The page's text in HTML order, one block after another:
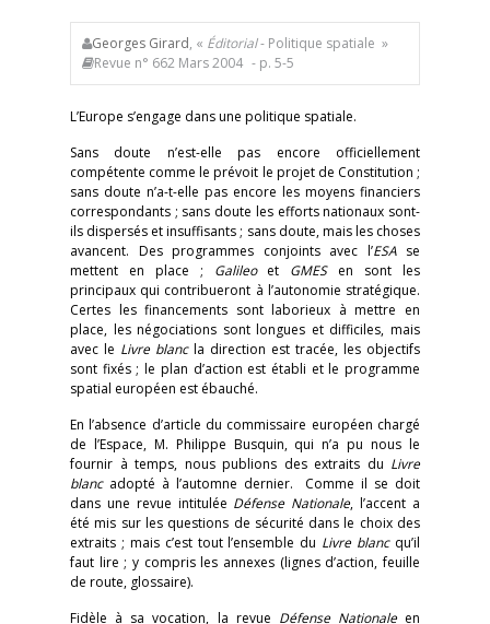
Georges Girard, « Éditorial- Politique spatiale »
Revue n° 662 Mars 2004 - p. 5-5
L’Europe s’engage dans une politique spatiale.
Sans doute n’est-elle pas encore officiellement
compétente comme le prévoit le projet de Constitution ;
sans doute n’a-t-elle pas encore les moyens financiers
correspondants ; sans doute les efforts nationaux sont-
ils dispersés et insuffisants ; sans doute, mais les choses
avancent. Des programmes conjoints avec l’ESAse
mettent en place ; Galileoet GMESen sont les
principaux qui contribueront à l’autonomie stratégique.
Certes les financements sont laborieux à mettre en
place, les négociations sont longues et difficiles, mais
avec le Livre blancla direction est tracée, les objectifs
sont fixés ; le plan d’action est établi et le programme
spatial européen est ébauché.
En l’absence d’article du commissaire européen chargé
de l’Espace, M. Philippe Busquin, qui n’a pu nous le
fournir à temps, nous publions des extraits du Livre
blancadopté à l’automne dernier. Comme il se doit
dans une revue intitulée Défense Nationale, l’accent a
été mis sur les questions de sécurité dans le choix des
extraits ; mais c’est tout l’ensemble du Livre blancqu’il
faut lire ; y compris les annexes (lignes d’action, feuille
de route, glossaire).
Fidèle à sa vocation, la revue Défense Nationaleen